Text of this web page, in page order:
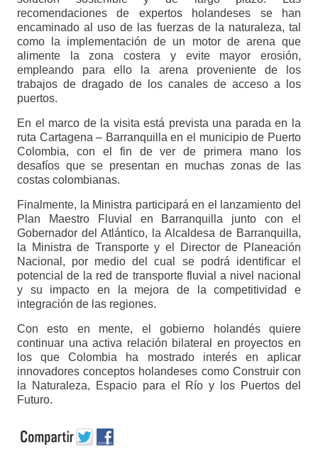
recomendaciones de expertos holandeses se han
encaminado al uso de las fuerzas de la naturaleza, tal
como la implementación de un motor de arena que
alimente la zona costera y evite mayor erosión,
empleando para ello la arena proveniente de los
trabajos de dragado de los canales de acceso a los
puertos.
En el marco de la visita está prevista una parada en la
ruta Cartagena – Barranquilla en el municipio de Puerto
Colombia, con el fin de ver de primera mano los
desafíos que se presentan en muchas zonas de las
costas colombianas.
Finalmente, la Ministra participará en el lanzamiento del
Plan Maestro Fluvial en Barranquilla junto con el
Gobernador del Atlántico, la Alcaldesa de Barranquilla,
la Ministra de Transporte y el Director de Planeación
Nacional, por medio del cual se podrá identificar el
potencial de la red de transporte fluvial a nivel nacional
y su impacto en la mejora de la competitividad e
integración de las regiones.
Con esto en mente, el gobierno holandés quiere
continuar una activa relación bilateral en proyectos en
los que Colombia ha mostrado interés en aplicar
innovadores conceptos holandeses como Construir con
la Naturaleza, Espacio para el Río y los Puertos del
Futuro.